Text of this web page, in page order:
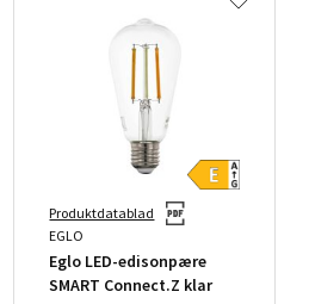
Produktdatablad
EGLO
Eglo LED-edisonpære
SMART Connect.Z klar